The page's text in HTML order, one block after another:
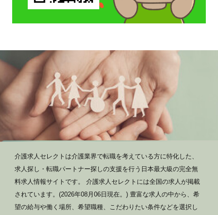
介護求人セレクトは介護業界で転職を考えている方に特化した、
求人探し・転職パートナー探しの支援を行う日本最大級の完全無
料求人情報サイトです。 介護求人セレクトには全国の求人が掲載
されています。(2026年08月06日現在。) 豊富な求人の中から、希
望の給与や働く場所、希望職種、こだわりたい条件などを選択し